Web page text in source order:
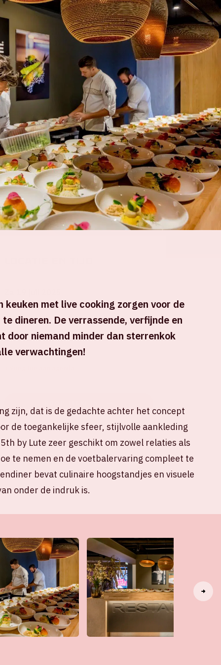
Contact Inloggen ArenA portaal
OVER ONS ZOEKEN
Johan Cruijff ArenA
Start show: 22:00 uur
Einde show: 07:00 uur
keuken met live cooking zorgen voor de
dineren. De verrassende, verfijnde en
door niemand minder dan sterrenkok
verwachtingen!
zijn, dat is de gedachte achter het concept
de toegankelijke sfeer, stijlvolle aankleding
by Lute zeer geschikt om zowel relaties als
te nemen en de voetbalervaring compleet te
bevat culinaire hoogstandjes en visuele
onder de indruk is.